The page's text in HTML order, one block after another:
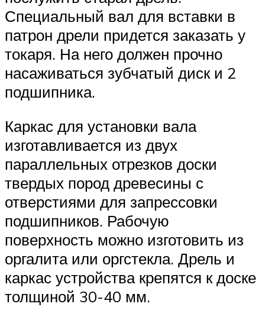
Специальный вал для вставки в
патрон дрели придется заказать у
токаря. На него должен прочно
насаживаться зубчатый диск и 2
подшипника.
Каркас для установки вала
изготавливается из двух
параллельных отрезков доски
твердых пород древесины с
отверстиями для запрессовки
подшипников. Рабочую
поверхность можно изготовить из
оргалита или оргстекла. Дрель и
каркас устройства крепятся к доске
толщиной 30-40 мм.